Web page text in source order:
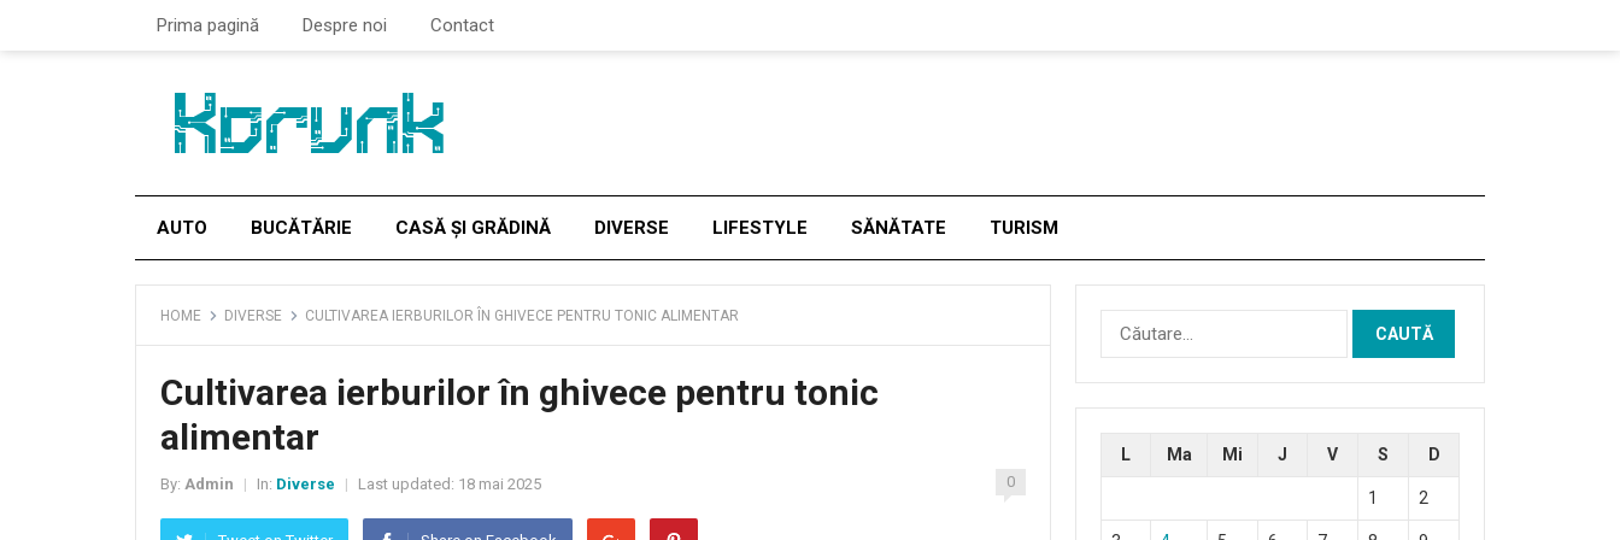
Prima pagină Despre noi Contact
AUTO BUCĂTĂRIE CASĂ ȘI GRĂDINĂ DIVERSE LIFESTYLE SĂNĂTATE TURISM
HOME DIVERSE CULTIVAREA IERBURILOR ÎN GHIVECE PENTRU TONIC ALIMENTAR
Cultivarea ierburilor în ghivece pentru tonic
alimentar
By: Admin In: Diverse Last updated: 18 mai 2025 0
Caută
după:
L Ma Mi J V S D
1 2